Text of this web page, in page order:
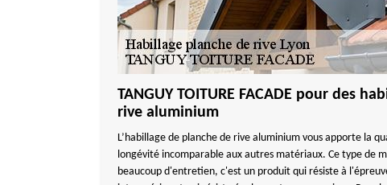
TANGUY TOITURE FACADE pour des
rive aluminium
L’habillage de planche de rive aluminium vous apporte la
longévité incomparable aux autres matériaux. Ce type de
beaucoup d'entretien, c'est un produit qui résiste à